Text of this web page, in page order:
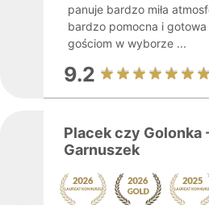
panuje bardzo miła
bardzo pomocna i
gościom w wyborze ...
9.2
Placek czy Golonka
Garnuszek